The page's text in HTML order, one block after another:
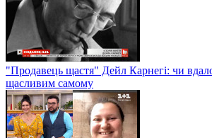
"Продавець щастя" Дейл Карнегі: чи
щасливим самому